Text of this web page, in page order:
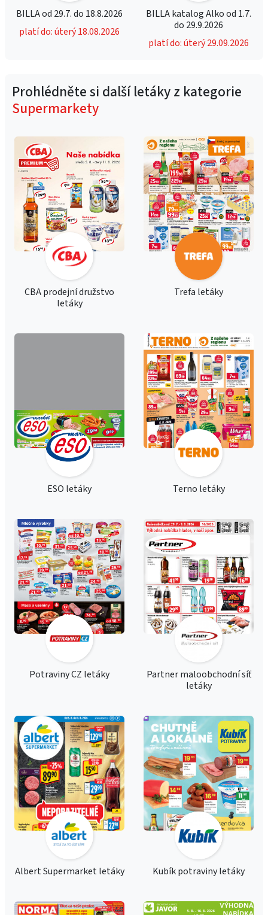
BILLA od 29.7. do 18.8.2026
platí do: úterý 18.08.2026
BILLA katalog Alko od 1.7.
do 29.9.2026
platí do: úterý 29.09.2026
Prohlédněte si další letáky z kategorie
Supermarkety
CBA prodejní družstvo
letáky
Trefa letáky
ESO letáky Terno letáky
Potraviny CZ letáky
Partner maloobchodní síť
letáky
Albert Supermarket letáky Kubík potraviny letáky